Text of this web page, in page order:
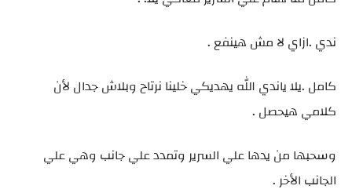
ندي .ازاي لا مش هينفع .
كامل .يلا ياندي الله يهديكي خلينا نرتاح وبلاش جدال لأن
كلامي هيحصل .
وسحبها من يدها علي السرير وتمدد علي جانب وهي علي
الجانب الأخر .